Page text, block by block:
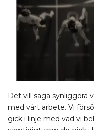
Det vill säga synliggöra
med vårt arbete. Vi
gick i linje med vad vi